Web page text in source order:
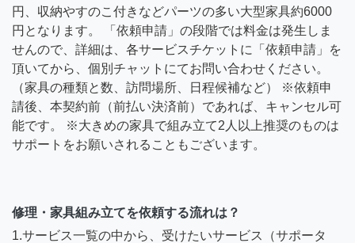
円、収納やすのこ付きなどパーツの多い大型家具約6000
円となります。 「依頼申請」の段階では料金は発生しま
せんので、詳細は、各サービスチケットに「依頼申請」を
頂いてから、個別チャットにてお問い合わせください。
（家具の種類と数、訪問場所、日程候補など） ※依頼申
請後、本契約前（前払い決済前）であれば、キャンセル可
能です。 ※大きめの家具で組み立て2人以上推奨のものは
サポートをお願いされることもございます。
修理・家具組み立てを依頼する流れは？
1.サービス一覧の中から、受けたいサービス（サポータ